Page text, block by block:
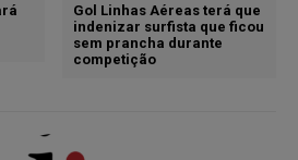
Gol Linhas Aéreas terá que
indenizar surfista que ficou
sem prancha durante
competição